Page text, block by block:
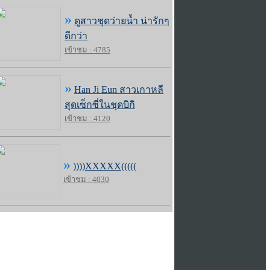
» ดูสาวชุดว่ายน้ำ น่ารักๆ
ดีกว่า
เข้าชม : 4785
» Han Ji Eun สาวเกาหลี
สุดเซ็กซี่ในชุดบิกิ
เข้าชม : 4120
» ))))XXXXX(((((
เข้าชม : 4030